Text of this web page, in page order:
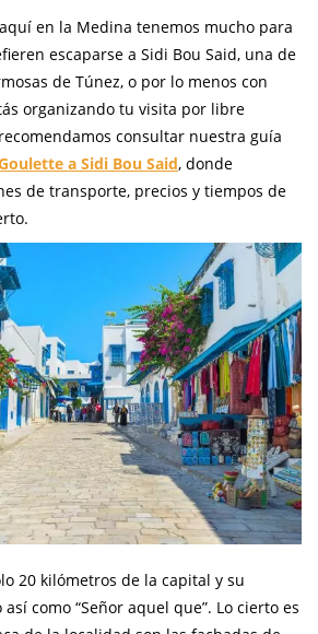
en la Medina tenemos mucho para
escaparse a Sidi Bou Said, una de
de Túnez, o por lo menos con
organizando tu visita por libre
consultar nuestra guía
a Sidi Bou Said, donde
de transporte, precios y tiempos de
20 kilómetros de la capital y su
como “Señor aquel que”. Lo cierto es